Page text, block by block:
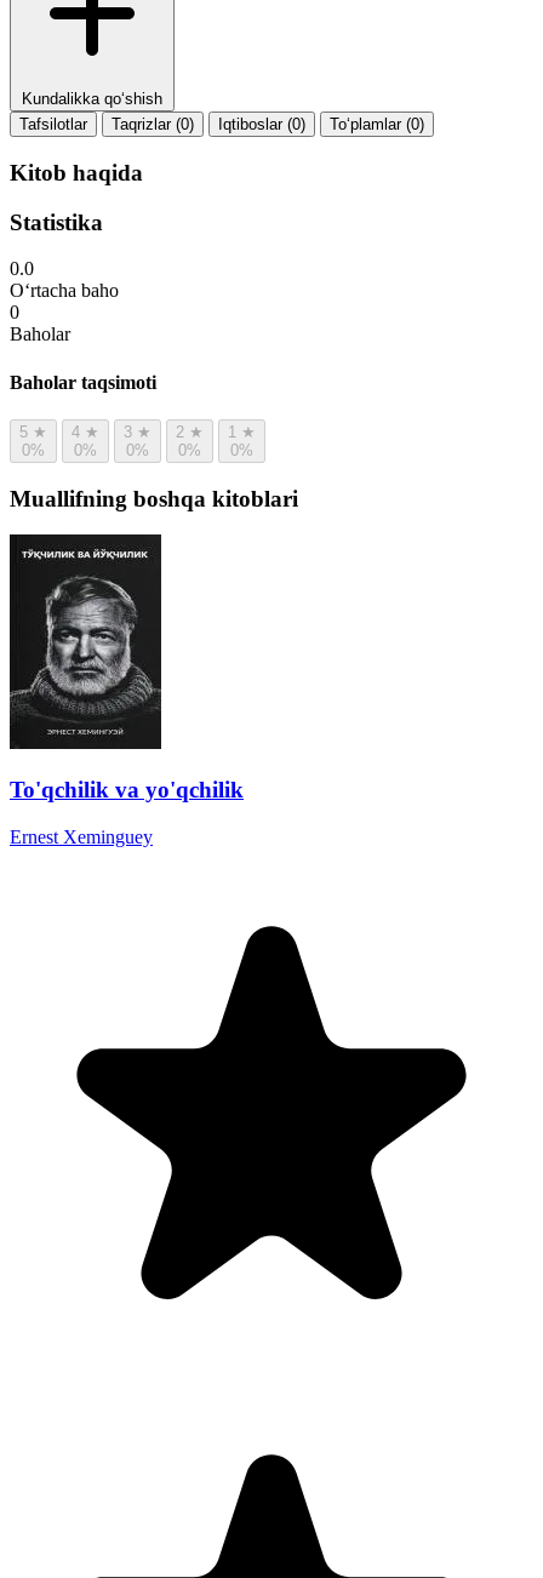
Kundalikka qo‘shish
Tafsilotlar
Taqrizlar (0) Iqtiboslar (0) To‘plamlar (0)
Kitob haqida
Statistika
0.0
O‘rtacha baho
0
Baholar
Baholar taqsimoti
5 ★
0%
4 ★
0%
3 ★
0%
2 ★
0%
1 ★
0%
Muallifning boshqa kitoblari
To'qchilik va yo'qchilik
Ernest Xeminguey